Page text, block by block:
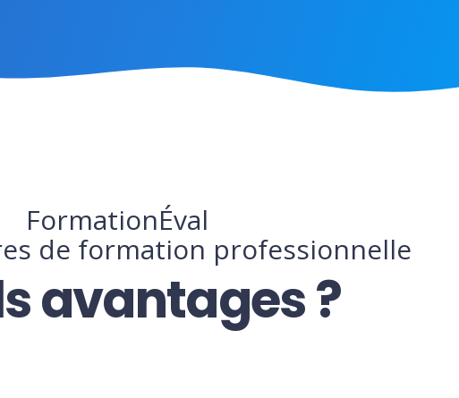
FormationÉval
de formation professionnelle
avantages ?